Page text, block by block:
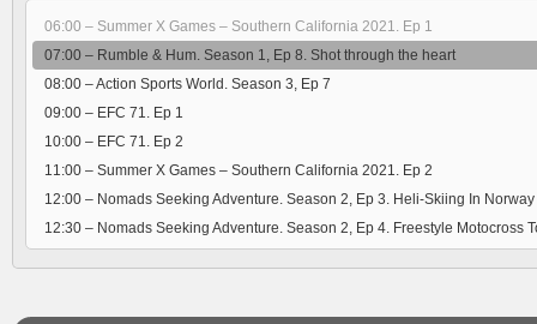
06:00 – Summer X Games – Southern California 2021. Ep 1
07:00 – Rumble & Hum. Season 1, Ep 8. Shot through the heart
08:00 –Action Sports World. Season 3, Ep 7
09:00 – EFC 71. Ep 1
10:00 – EFC 71. Ep 2
11:00 – Summer X Games – Southern California 2021. Ep 2
12:00 – Nomads Seeking Adventure. Season 2, Ep 3. Heli-Skiing In Norway
12:30 – Nomads Seeking Adventure. Season 2, Ep 4. Freestyle Motocross